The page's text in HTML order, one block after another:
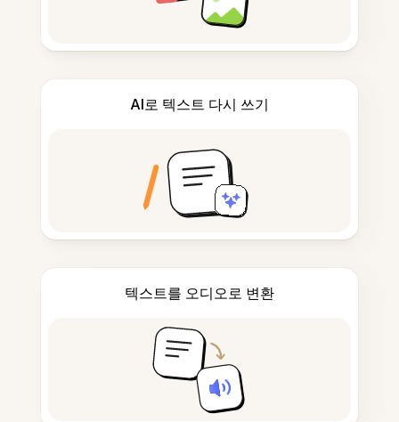
AI로 텍스트 다시 쓰기
텍스트를 오디오로 변환